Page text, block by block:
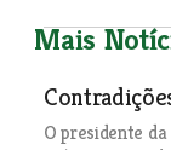
Mais
O presidente